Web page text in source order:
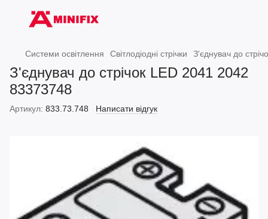
Системи освітлення Світлодіодні стрічки З'єднувач до
З'єднувач до стрічок LED 2041 2042
83373748
Артикул: 833.73.748 Написати відгук